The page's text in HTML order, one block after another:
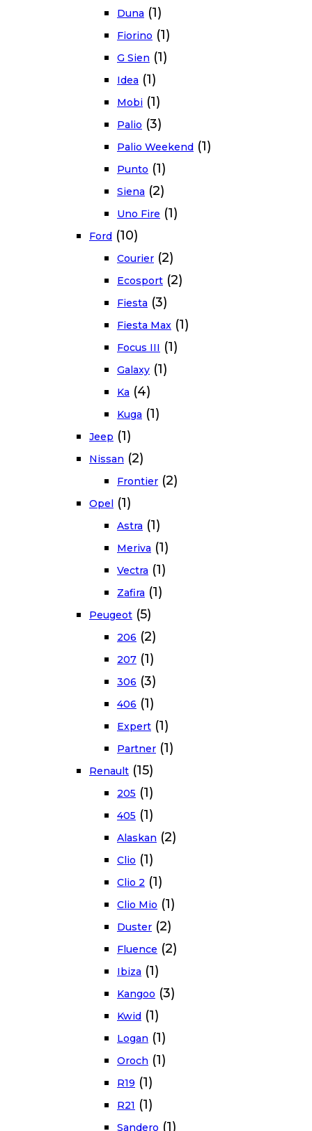
Duna (1)
Fiorino (1)
G Sien (1)
Idea (1)
Mobi (1)
Palio (3)
Palio Weekend (1)
Punto (1)
Siena (2)
Uno Fire (1)
Ford (10)
Courier (2)
Ecosport (2)
Fiesta (3)
Fiesta Max (1)
Focus III (1)
Galaxy (1)
Ka (4)
Kuga (1)
Jeep (1)
Nissan (2)
Frontier (2)
Opel (1)
Astra (1)
Meriva (1)
Vectra (1)
Zafira (1)
Peugeot (5)
206 (2)
207 (1)
306 (3)
406 (1)
Expert (1)
Partner (1)
Renault (15)
205 (1)
405 (1)
Alaskan (2)
Clio (1)
Clio 2 (1)
Clio Mio (1)
Duster (2)
Fluence (2)
Ibiza (1)
Kangoo (3)
Kwid (1)
Logan (1)
Oroch (1)
R19 (1)
R21 (1)
Sandero (1)